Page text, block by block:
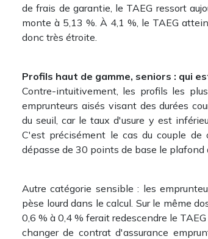
de frais de garantie, le TAEG ressort
monte à 5,13 %. À 4,1 %, le TAEG
donc très étroite.
Profils haut de gamme, seniors : qui
Contre-intuitivement, les profils les
emprunteurs aisés visant des durées
du seuil, car le taux d'usure y est
C'est précisément le cas du couple de
dépasse de 30 points de base le plafond
Autre catégorie sensible : les
pèse lourd dans le calcul. Sur le même
0,6 % à 0,4 % ferait redescendre le
changer de contrat d'assurance